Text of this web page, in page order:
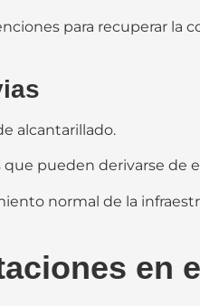
para recuperar la
alcantarillado.
pueden derivarse de
normal de la
en